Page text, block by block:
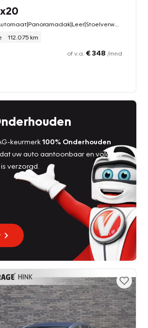
112.075 km
of v.a. € 348 /mnd
keurmerk100% Onderhouden
uw auto aantoonbaar en volgens
verzorgd.